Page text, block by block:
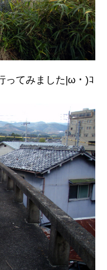
ってみました|ω・)ｺ